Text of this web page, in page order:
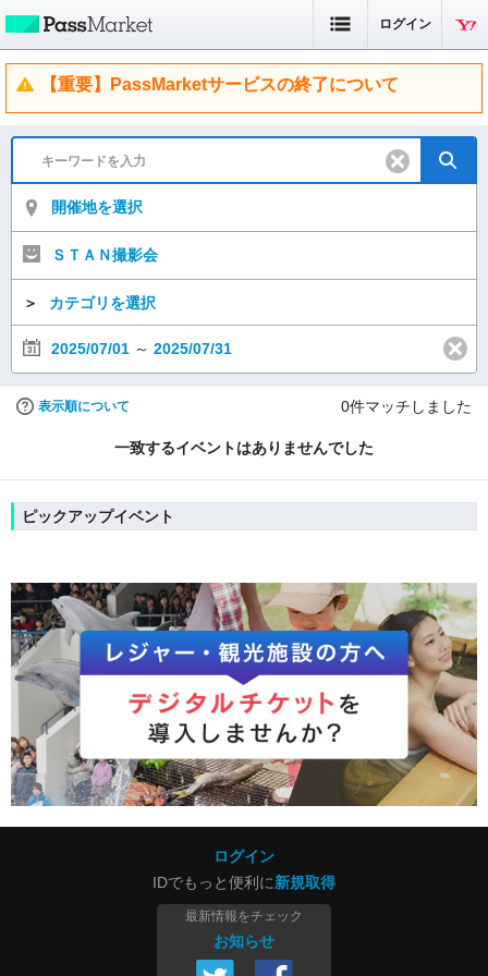
ログイン
【重要】PassMarketサービスの終了について
開催地を選択
ＳＴＡＮ撮影会
＞ カテゴリを選択
2025/07/01 ～ 2025/07/31
表示順について 0件マッチしました
一致するイベントはありませんでした
ピックアップイベント
ログイン
IDでもっと便利に新規取得
最新情報をチェック
お知らせ